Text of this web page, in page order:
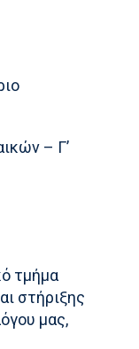
– Γ’
τμήμα
στήριξης
μας,